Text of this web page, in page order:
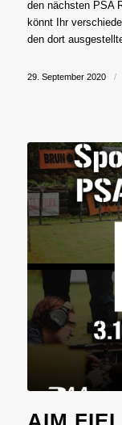
den nächsten PSA
könnt Ihr
den dort
29. September 2020 /